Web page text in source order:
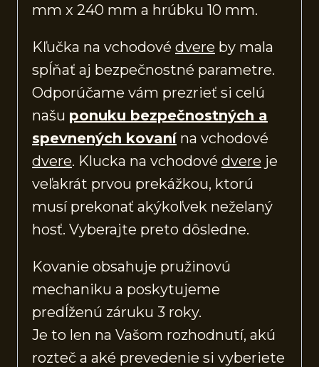
mm x 240 mm a hrúbku 10 mm.
Kľučka na vchodové dvere by mala
spĺňať aj bezpečnostné parametre.
Odporúčame vám prezrieť si celú
našu ponuku bezpečnostných a
spevnených kovanína vchodové
dvere. Klucka na vchodové dvere je
veľakrát prvou prekážkou, ktorú
musí prekonať akýkoľvek neželaný
hosť. Vyberajte preto dôsledne.
Kovanie obsahuje pružinovú
mechaniku a poskytujeme
predĺženú záruku 3 roky.
Je to len na Vašom rozhodnutí, akú
rozteč a aké prevedenie si vyberiete